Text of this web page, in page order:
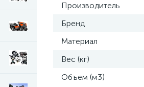
Производитель
Бренд
Материал
Вес (кг)
Объем (м3)